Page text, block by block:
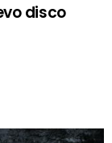
disco